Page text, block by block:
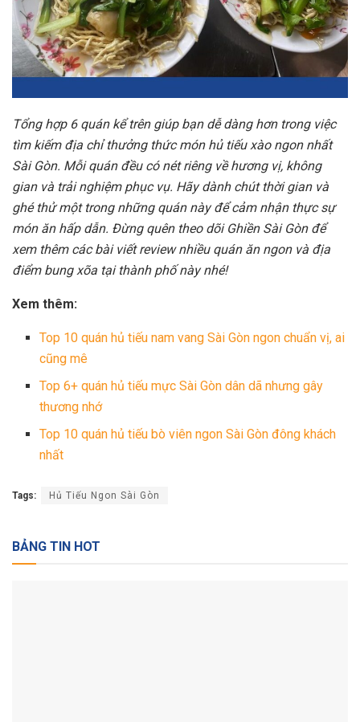
Tổng hợp 6 quán kể trên giúp bạn dễ dàng hơn trong việc
tìm kiếm địa chỉ thưởng thức món hủ tiếu xào ngon nhất
Sài Gòn. Mỗi quán đều có nét riêng về hương vị, không
gian và trải nghiệm phục vụ. Hãy dành chút thời gian và
ghé thử một trong những quán này để cảm nhận thực sự
món ăn hấp dẫn. Đừng quên theo dõi Ghiền Sài Gòn để
xem thêm các bài viết review nhiều quán ăn ngon và địa
điểm bung xõa tại thành phố này nhé!
Xem thêm:
Top 10 quán hủ tiếu nam vang Sài Gòn ngon chuẩn vị, ai
cũng mê
Top 6+ quán hủ tiếu mực Sài Gòn dân dã nhưng gây
thương nhớ
Top 10 quán hủ tiếu bò viên ngon Sài Gòn đông khách
nhất
Tags: Hủ Tiếu Ngon Sài Gòn
BẢNG TIN HOT